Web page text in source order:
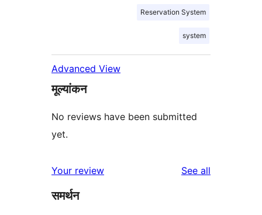
Reservation System
system
Advanced View
मूल्यांकन
No reviews have been submitted
yet.
Your review See all
समर्थन